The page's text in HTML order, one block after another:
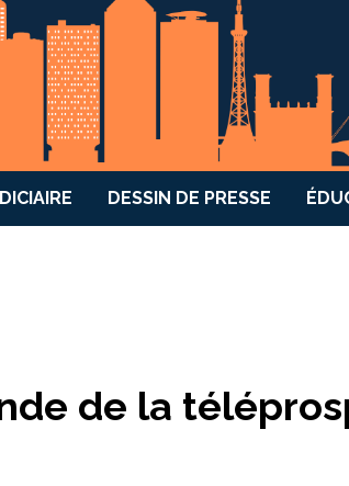
DESSIN DE PRESSE
de la